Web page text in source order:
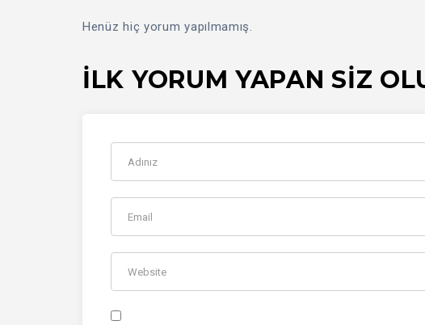
Henüz hiç yorum yapılmamış.
İLK YORUM YAPAN SIZ